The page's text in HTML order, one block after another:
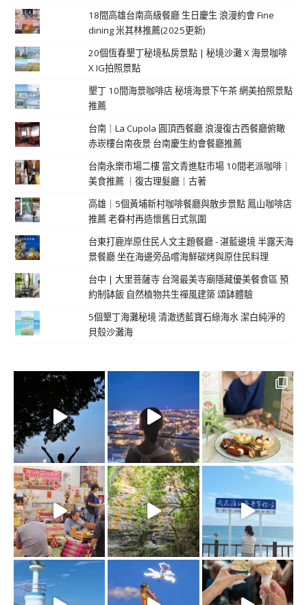
18間高雄台南高級餐廳 生日慶生 浪漫約會 Fine
dining 米其林推薦(2025更新)
20個恆春墾丁秘境私房景點 | 秘境沙灘 X 海景咖啡
X IG拍照景點
墾丁 10間海景咖啡店 秘境海景下午茶 網美拍照景點
推薦
台南｜La Cupola 圓頂西餐廳 浪漫復古西餐廳俯瞰
赤崁樓台南夜景 台南慶生約會餐廳推薦
台南永樂市場二樓 當文青進駐市場 10間老派咖啡｜
美食推薦 ｜復古理髮廳｜古著
高雄｜5個黃埔新村咖啡餐廳與散步景點 鳳山咖啡店
推薦 老眷村再造懷舊日式氛圍
台東打鹿岸原住民人文主題餐廳 - 湛藍邊境 半露天海
景餐廳 坐在海邊旁品嚐海鮮碳烤與原住民料理
台中 | 大里菩薩寺 台灣最美寺廟隱藏優美餐食區 預
約制缽飯 自然植物共生禪風建築 頌缽體驗
5個墾丁海灘秘境 清澈透藍寶石綠海水 潔白純淨的
貝殼沙灘海